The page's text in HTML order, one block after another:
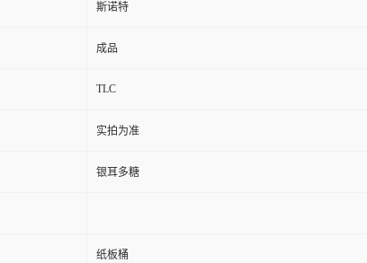
斯诺特
成品
TLC
实拍为准
银耳多糖
纸板桶